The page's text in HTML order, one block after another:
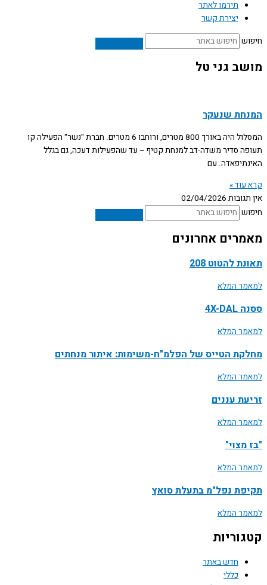
תירמו לאתר
יצירת קשר
חיפוש
מושב גני טל
המנחת שנעקר
המסלול היה באורך 800 מטרים, ורוחבו 6 מטרים. חברת "נשר" הפעילה קו
תעופה סדיר משדה-דב למנחת קטיף – עד שהפעילות דעכה, גם בגלל
האינתיפאדה. עם
קרא עוד »
אין תגובות 02/04/2026
חיפוש
מאמרים אחרונים
תאונת להטוט 208
למאמר המלא
ססנה 4X-DAL
למאמר המלא
מחלקת הטייס של הפלמ"ח-משימות: איתור מנחתים
למאמר המלא
זריעת עננים
למאמר המלא
"בז מצוי"
למאמר המלא
תקיפת נפל"מ בתעלת סואץ
למאמר המלא
קטגוריות
חדש באתר
כללי